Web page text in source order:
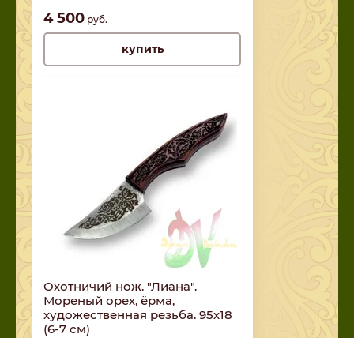
4 500 руб.
купить
Охотничий нож. "Лиана".
Мореный орех, ёрма,
художественная резьба. 95х18
(6-7 см)